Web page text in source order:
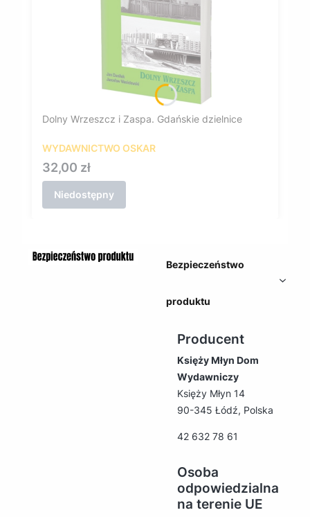
Dolny Wrzeszcz i Zaspa. Gdańskie dzielnice
WYDAWNICTWO OSKAR
Cena
32,00 zł
Niedostępny
Bezpieczeństwo
produktu
Producent
Księży Młyn Dom
Wydawniczy
Księży Młyn 14
90-345 Łódź, Polska
42 632 78 61
Osoba
odpowiedzialna
na terenie UE